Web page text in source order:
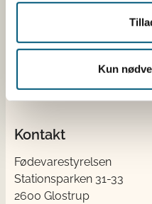
Kun
Fødevarestyrelsen er en
Erhvervsministeriet.
fødevarekæden fra jord
officielle Kostråd og
fra cafeer, restauranter
Kontakt
Fødevarestyrelsen
Stationsparken 31-33
2600 Glostrup